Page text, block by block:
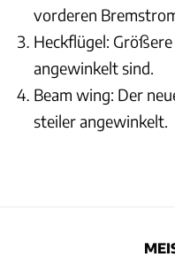
vorderen
Heckflügel:
angewinkelt sind.
Beam wing: Der
steiler angewinkelt.